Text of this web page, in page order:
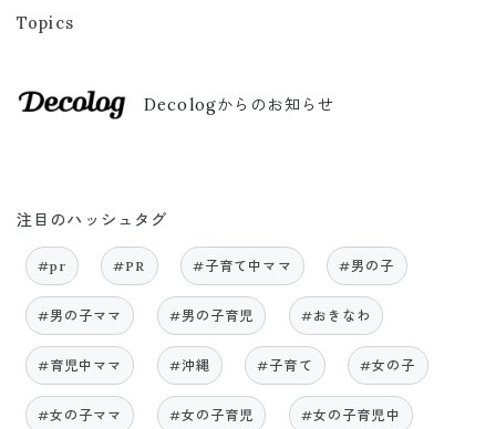
Topics
Decologからのお知らせ
注目のハッシュタグ
#pr #PR #子育て中ママ #男の子
#男の子ママ #男の子育児 #おきなわ
#育児中ママ #沖縄 #子育て #女の子
#女の子ママ #女の子育児 #女の子育児中